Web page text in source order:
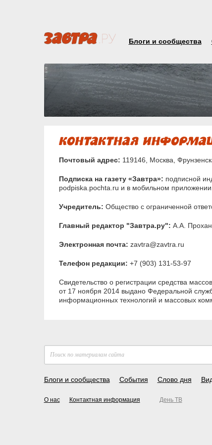
Блоги и сообщества
Почтовый адрес: 119146, Москва,
Подписка на газету «Завтра»: подписной
podpiska.pochta.ru и в мобильном
Учредитель: Общество с ограниченной
Главный редактор "Завтра.ру": А.А.
Электронная почта: zavtra@zavtra.ru
Телефон редакции: +7 (903) 131-53-97
Свидетельство о регистрации средства
от 17 ноября 2014 выдано Федеральной
информационных технологий и массовых
Блоги и сообщества События Слово дня
О нас Контактная информация День ТВ